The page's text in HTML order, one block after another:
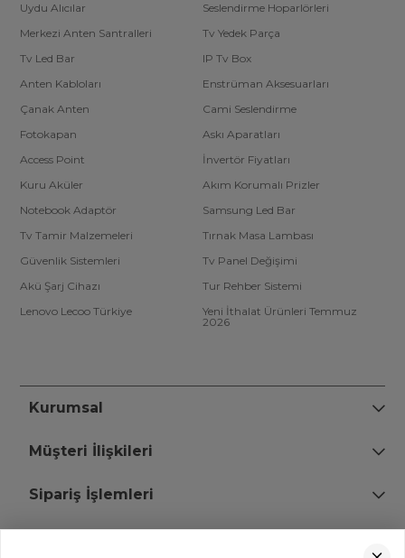
Uydu Alıcılar
Seslendirme Hoparlörleri
Merkezi Anten Santralleri
Tv Yedek Parça
Tv Led Bar
IP Tv Box
Anten Kabloları
Enstrüman Aksesuarları
Çanak Anten
Cami Seslendirme
Fotokapan
Askı Aparatları
Access Point
İnvertör Fiyatları
Kuru Aküler
Akım Korumalı Prizler
Notebook Adaptör
Samsung Led Bar
Tv Tamir Malzemeleri
Tırnak Masa Lambası
Güvenlik Sistemleri
Tv Panel Değişimi
Akü Şarj Cihazı
Tur Rehber Sistemi
Lenovo Lecoo Türkiye
Yeni İthalat Ürünleri Temmuz
2026
Kurumsal
Müşteri İlişkileri
Sipariş İşlemleri